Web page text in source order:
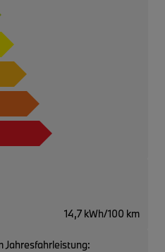
14,7 kWh/100 km
Jahresfahrleistung: